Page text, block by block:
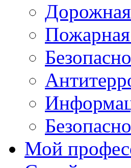
Дорожная
Пожарная
Мой